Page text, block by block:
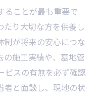
トを解説
材とメンテナンス
墓石案内の活用術
のポイントを解説
と管理負担の軽減
ることが最も重要で
たり大切な方を供養し
制が将来の安心につな
の施工実績や、墓地管
ビスの有無を必ず確認
者と面談し、現地の状